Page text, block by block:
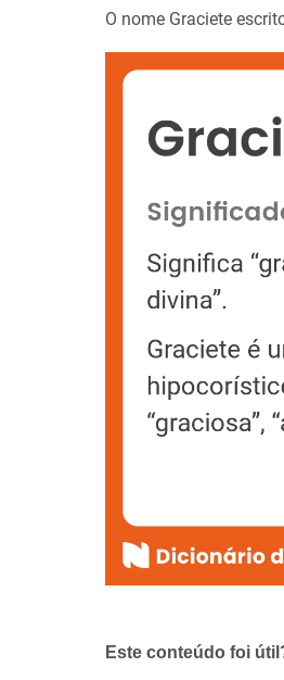
O nome Graciete
Este conteúdo foi